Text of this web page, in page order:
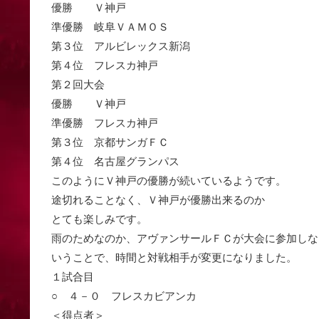
優勝 Ｖ神戸
準優勝 岐阜ＶＡＭＯＳ
第３位 アルビレックス新潟
第４位 フレスカ神戸
第２回大会
優勝 Ｖ神戸
準優勝 フレスカ神戸
第３位 京都サンガＦＣ
第４位 名古屋グランパス
このようにＶ神戸の優勝が続いているようです。
途切れることなく、Ｖ神戸が優勝出来るのか
とても楽しみです。
雨のためなのか、アヴァンサールＦＣが大会に参加し
いうことで、時間と対戦相手が変更になりました。
１試合目
○ ４－０ フレスカビアンカ
＜得点者＞